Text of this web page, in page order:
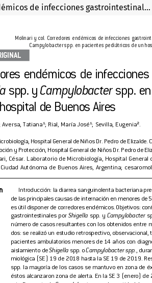
Corredores endémicos de infecciones gastrointestinales por Shigella spp. y Campylobacter spp. en pacientes pediátricos de un hospital de Buenos Aires